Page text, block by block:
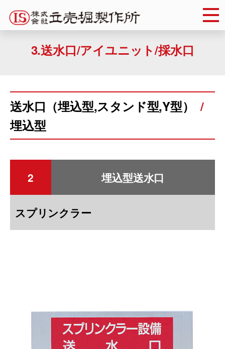
content
3.送水口/アイユニット/採水口
送水口（埋込型,スタンド型,Y型）
埋込型
2 埋込型送水口
スプリンクラー